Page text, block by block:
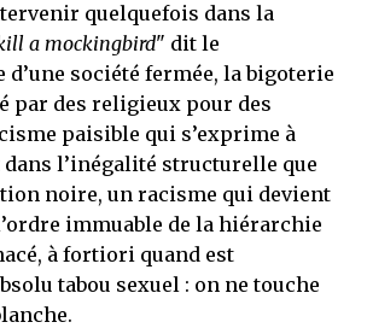
quelquefois dans la
a mockingbird" dit le
société fermée, la bigoterie
par des religieux pour des
paisible qui s’exprime à
l’inégalité structurelle que
noire, un racisme qui devient
immuable de la hiérarchie
à fortiori quand est
tabou sexuel : on ne touche